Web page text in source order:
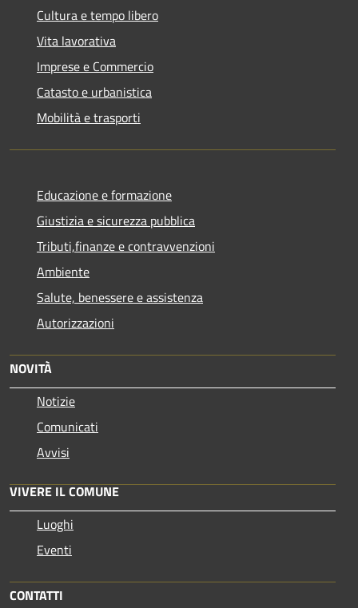
Cultura e tempo libero
Vita lavorativa
Imprese e Commercio
Catasto e urbanistica
Mobilità e trasporti
Educazione e formazione
Giustizia e sicurezza pubblica
Tributi,finanze e contravvenzioni
Ambiente
Salute, benessere e assistenza
Autorizzazioni
NOVITÀ
Notizie
Comunicati
Avvisi
VIVERE IL COMUNE
Luoghi
Eventi
CONTATTI